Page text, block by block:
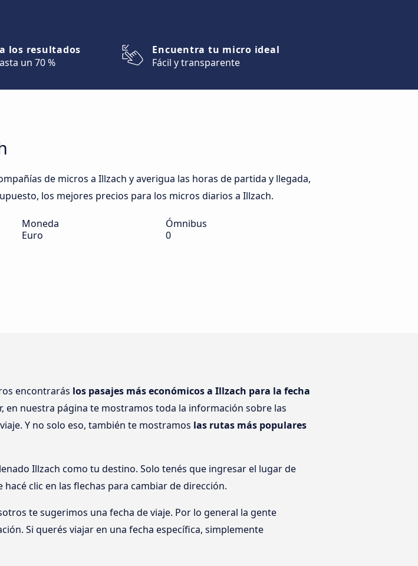
los resultados
un 70 %
Encuentra tu micro ideal
Fácil y transparente
de micros a Illzach y averigua las horas de partida y llegada,
los mejores precios para los micros diarios a Illzach.
Moneda
Euro
Ómnibus
0
encontrarás los pasajes más económicos a Illzach para la fecha
en nuestra página te mostramos toda la información sobre las
Y no solo eso, también te mostramos las rutas más populares
Illzach como tu destino. Solo tenés que ingresar el lugar de
clic en las flechas para cambiar de dirección.
te sugerimos una fecha de viaje. Por lo general la gente
Si querés viajar en una fecha específica, simplemente